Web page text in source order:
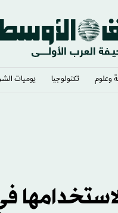
وعلوم تكنولوجيا يوميات